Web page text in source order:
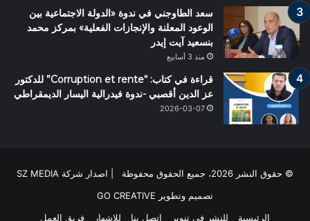
سعد الطاوجني في ندوة «الدولة الاجتماعية بين
الوعود المعلنة والإنجازات الفعلية» بمركز محمد
بنسعيد آيت إيدر
منذ 3 أسابيع
قراءة في كتاب: “Corruption et rente” للدكتور
عز الدين أقصبي -ندوة فيدرالية اليسار الديمقراطي
2026-03-07
© حقوق النشر 2026، جميع الحقوق محفوظة | اصدار شركة SZ MEDIA
تصميم وتطوير GO CREATIVE
الرئيسية
للنشر في تنوير اتصل بنا للاشهار فريق العمل